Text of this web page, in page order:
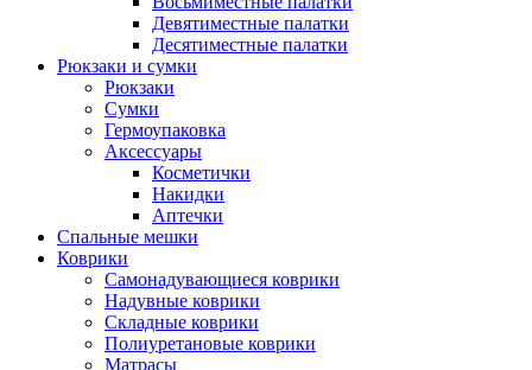
Девятиместные палатки
Десятиместные палатки
Рюкзаки и сумки
Рюкзаки
Сумки
Гермоупаковка
Аксессуары
Косметички
Накидки
Аптечки
Спальные мешки
Коврики
Самонадувающиеся коврики
Надувные коврики
Складные коврики
Полиуретановые коврики
Матрасы